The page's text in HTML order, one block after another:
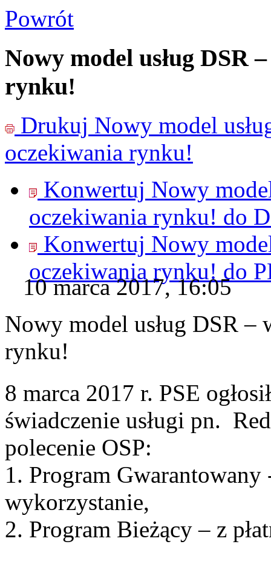
Powrót
Nowy model usług DSR
rynku!
Drukuj Nowy model
oczekiwania rynku!
Konwertuj Nowy
oczekiwania rynku! do
Konwertuj Nowy
oczekiwania rynku! do
10 marca 2017, 16:05
Nowy model usług DSR –
rynku!
8 marca 2017 r. PSE
świadczenie usługi pn.
polecenie OSP:
1. Program Gwarantowany
wykorzystanie,
2. Program Bieżący – z